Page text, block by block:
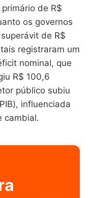
de R$
os governos
de R$
registraram um
nominal, que
R$ 100,6
público subiu
influenciada
cambial.